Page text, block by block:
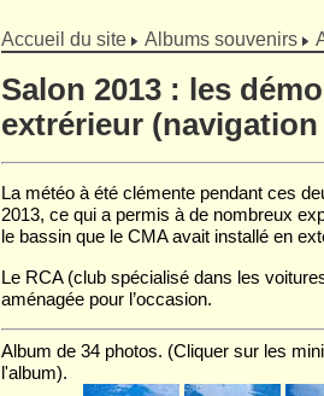
Accueil du site Albums souvenirs
Salon 2013 : les
extrérieur
La météo à été clémente pendant ces
2013, ce qui a permis à de nombreux
le bassin que le CMA avait installé en
Le RCA (club spécialisé dans les
aménagée pour l’occasion.
Album de 34 photos. (Cliquer sur les
l'album).